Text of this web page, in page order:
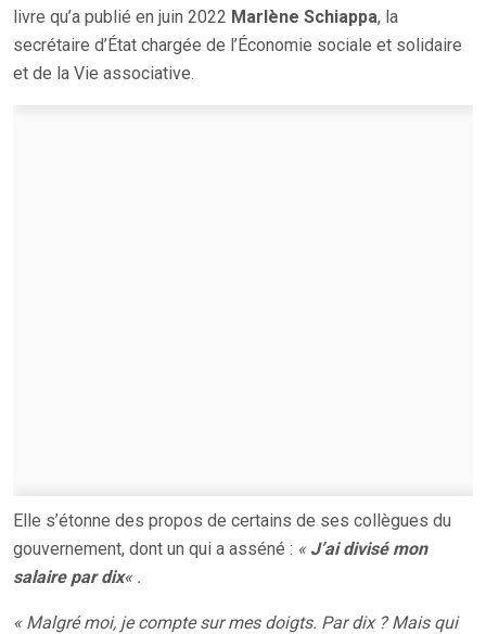
livre qu’a publié en juin 2022 Marlène Schiappa, la
secrétaire d’État chargée de l’Économie sociale et solidaire
et de la Vie associative.
Elle s’étonne des propos de certains de ses collègues du
gouvernement, dont un qui a asséné : « J’ai divisé mon
salaire par dix« .
« Malgré moi, je compte sur mes doigts. Par dix ? Mais qui